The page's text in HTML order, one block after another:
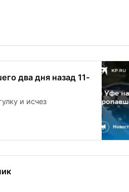
два дня назад 11-
и исчез